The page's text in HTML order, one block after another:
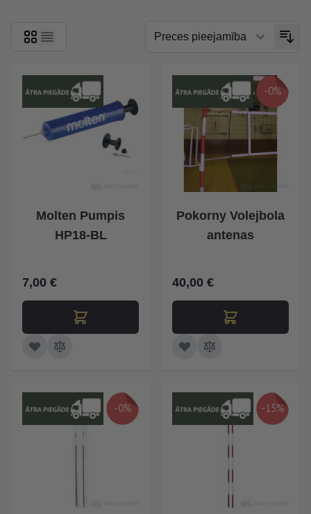
Molten Pumpis
HP18-BL
7,00 €
-0%
Pokorny Volejbola
antenas
40,00 €
-0% -15%